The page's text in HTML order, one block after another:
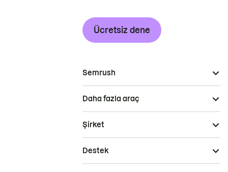
Ücretsiz dene
Semrush
Daha fazla araç
Şirket
Destek